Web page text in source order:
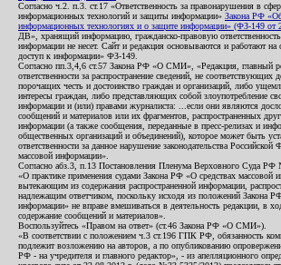
Согласно ч.2. п.3. ст.17 «Ответственность за правонарушения в
информационных технологий и защиты информации» Закона РФ
информационных технологиях и о защите информации» (ФЗ-149 от
ДВ», хранящий информацию, гражданско-правовую ответственность
информации не несет. Сайт и редакция основываются и работают на
доступ к информации» ФЗ-149.
Согласно пп.3,4,6 ст.57 Закона РФ «О СМИ», «Редакция, главный
ответственности за распространение сведений, не соответствующих
порочащих честь и достоинство граждан и организаций, либо
интересы граждан, либо представляющих собой злоупотребление
информации и (или) правами журналиста: ...если они являются
сообщений и материалов или их фрагментов, распространенных
информации (а также сообщения, переданные в пресс-релизах и
общественных организаций и объединений), которое может быть
ответственности за данное нарушение законодательства Российской
массовой информации».
Согласно абз.3, п.13 Постановления Пленума Верховного Суда
«О практике применения судами Закона РФ «О средствах массовой
вытекающим из содержания распространенной информации,
надлежащим ответчиком, поскольку исходя из положений Закона
информации» не вправе вмешиваться в деятельность редакции, в
содержание сообщений и материалов».
Воспользуйтесь «Правом на ответ» (ст.46 Закона РФ «О СМИ»).
«В соответствии с положением ч.3 ст.196 ГПК РФ, обязанность
подлежит возложению на авторов, а по опубликованию
РФ - на учредителя и главного редактор», - из апелляционного